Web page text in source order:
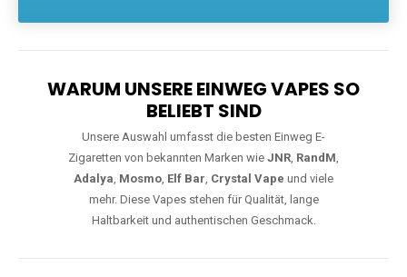
WARUM UNSERE EINWEG VAPES SO
BELIEBT SIND
Unsere Auswahl umfasst die besten Einweg E-
Zigaretten von bekannten Marken wie JNR, RandM,
Adalya, Mosmo, Elf Bar , Crystal Vape und viele
mehr. Diese Vapes stehen für Qualität, lange
Haltbarkeit und authentischen Geschmack.